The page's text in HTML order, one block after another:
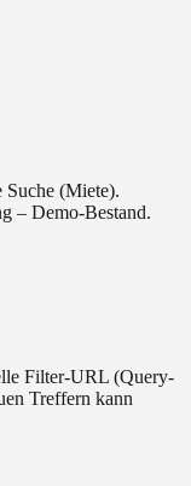
Suche (Miete).
– Demo-Bestand.
Filter-URL (Query-
Treffern kann